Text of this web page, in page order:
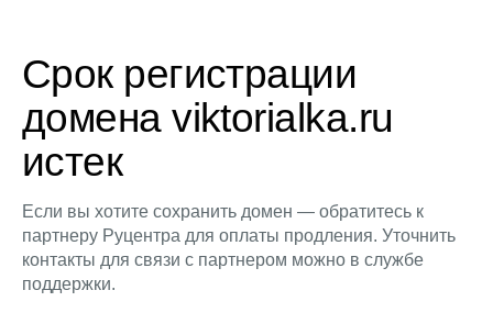
Срок регистрации
домена viktorialka.ru
истек
Если вы хотите сохранить домен — обратитесь к
партнеру Руцентра для оплаты продления. Уточнить
контакты для связи с партнером можно в службе
поддержки.